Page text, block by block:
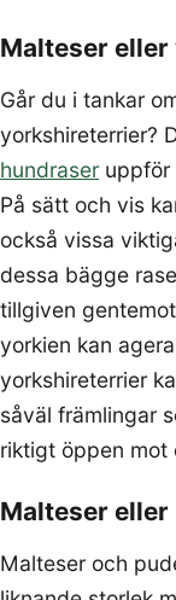
Malteser
Går du i tankar
yorkshireterrier?
hundraser uppför
På sätt och vis
också vissa
dessa bägge
tillgiven
yorkien kan
yorkshireterrier
såväl främlingar
riktigt öppen mot
Malteser eller
Malteser och